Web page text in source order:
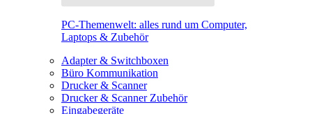
PC-Themenwelt: alles rund um Computer,
Laptops & Zubehör
Adapter & Switchboxen
Büro Kommunikation
Drucker & Scanner
Drucker & Scanner Zubehör
Eingabegeräte